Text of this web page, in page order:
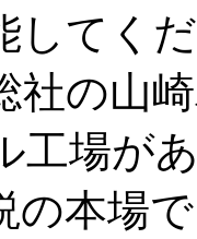
してく
社の山
工場が
の本場